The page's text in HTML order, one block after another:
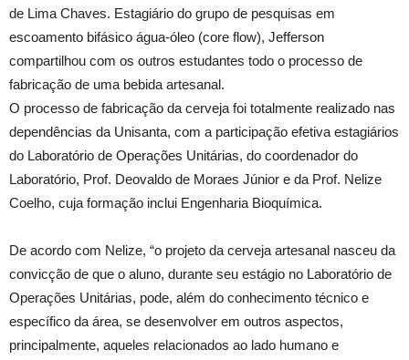
de Lima Chaves. Estagiário do grupo de pesquisas em
escoamento bifásico água-óleo (core flow), Jefferson
compartilhou com os outros estudantes todo o processo de
fabricação de uma bebida artesanal.
O processo de fabricação da cerveja foi totalmente realizado nas
dependências da Unisanta, com a participação efetiva estagiários
do Laboratório de Operações Unitárias, do coordenador do
Laboratório, Prof. Deovaldo de Moraes Júnior e da Prof. Nelize
Coelho, cuja formação inclui Engenharia Bioquímica.
De acordo com Nelize, “o projeto da cerveja artesanal nasceu da
convicção de que o aluno, durante seu estágio no Laboratório de
Operações Unitárias, pode, além do conhecimento técnico e
específico da área, se desenvolver em outros aspectos,
principalmente, aqueles relacionados ao lado humano e